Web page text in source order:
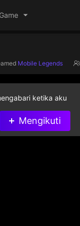
Game
Mobile Legends
ketika aku
Mengikuti